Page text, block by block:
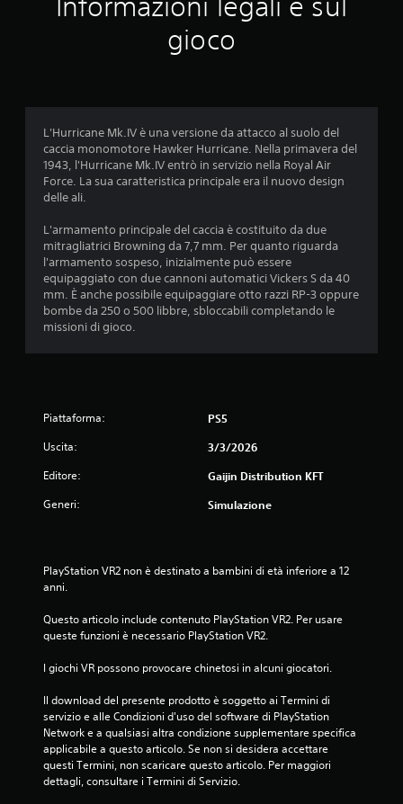
i
a
d
s
c
n
q
u
e
d
Informazioni legali e sul
gioco
L'Hurricane Mk.IV è una versione da attacco al suolo del
caccia monomotore Hawker Hurricane. Nella primavera del
1943, l'Hurricane Mk.IV entrò in servizio nella Royal Air
Force. La sua caratteristica principale era il nuovo design
delle ali.
L'armamento principale del caccia è costituito da due
mitragliatrici Browning da 7,7 mm. Per quanto riguarda
l'armamento sospeso, inizialmente può essere
equipaggiato con due cannoni automatici Vickers S da 40
mm. È anche possibile equipaggiare otto razzi RP-3 oppure
bombe da 250 o 500 libbre, sbloccabili completando le
missioni di gioco.
Piattaforma: PS5
Uscita: 3/3/2026
Editore: Gaijin Distribution KFT
Generi: Simulazione
PlayStation VR2 non è destinato a bambini di età inferiore a 12
anni.
Questo articolo include contenuto PlayStation VR2. Per usare
queste funzioni è necessario PlayStation VR2.
I giochi VR possono provocare chinetosi in alcuni giocatori.
Il download del presente prodotto è soggetto ai Termini di
servizio e alle Condizioni d'uso del software di PlayStation
Network e a qualsiasi altra condizione supplementare specifica
applicabile a questo articolo. Se non si desidera accettare
questi Termini, non scaricare questo articolo. Per maggiori
dettagli, consultare i Termini di Servizio.